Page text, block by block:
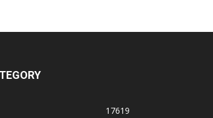
17619